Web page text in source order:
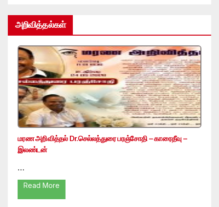
அறிவித்தல்கள்
மரண அறிவித்தல் Dr.செல்லத்துரை பரஞ்சோதி – காரைதீவு –
இலண்டன்
…
Read More